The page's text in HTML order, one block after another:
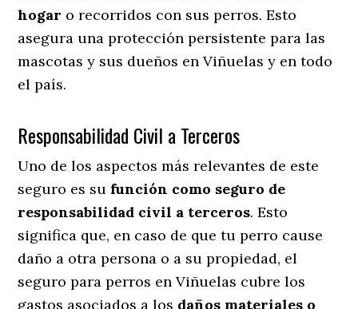
hogar o recorridos con sus perros. Esto
asegura una protección persistente para las
mascotas y sus dueños en Viñuelas y en todo
el país.
Responsabilidad Civil a Terceros
Uno de los aspectos más relevantes de este
seguro es su función como seguro de
responsabilidad civil a terceros. Esto
significa que, en caso de que tu perro cause
daño a otra persona o a su propiedad, el
seguro para perros en Viñuelas cubre los
gastos asociados a los daños materiales o